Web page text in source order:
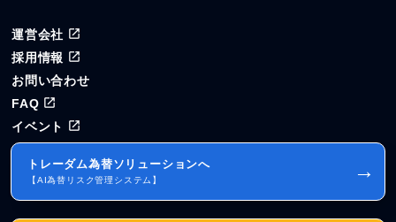
運営会社
採用情報
お問い合わせ
FAQ
イベント
トレーダム為替ソリューションへ
【AI為替リスク管理システム】 →